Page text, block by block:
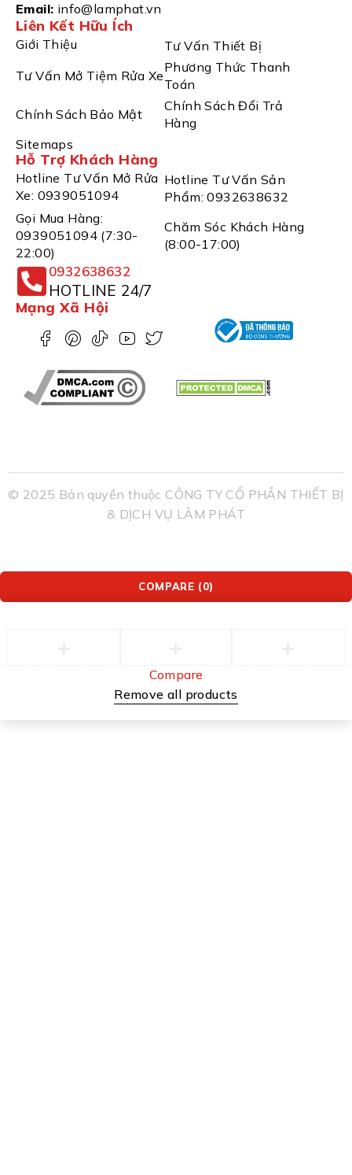
Email: info@lamphat.vn
Liên Kết Hữu Ích
Giới Thiệu
Tư Vấn Thiết Bị
Tư Vấn Mở Tiệm Rửa Xe
Phương Thức Thanh
Toán
Chính Sách Bảo Mật
Chính Sách Đổi Trả
Hàng
Sitemaps
Hỗ Trợ Khách Hàng
Hotline Tư Vấn Mở Rửa
Xe: 0939051094
Hotline Tư Vấn Sản
Phẩm: 0932638632
Gọi Mua Hàng:
0939051094 (7:30-
22:00)
Chăm Sóc Khách Hàng
(8:00-17:00)
0932638632
HOTLINE 24/7
Mạng Xã Hội
© 2025 Bản quyền thuộc CÔNG TY CỔ PHẦN THIẾT BỊ
& DỊCH VỤ LÂM PHÁT
COMPARE (0)
Compare
Remove all products